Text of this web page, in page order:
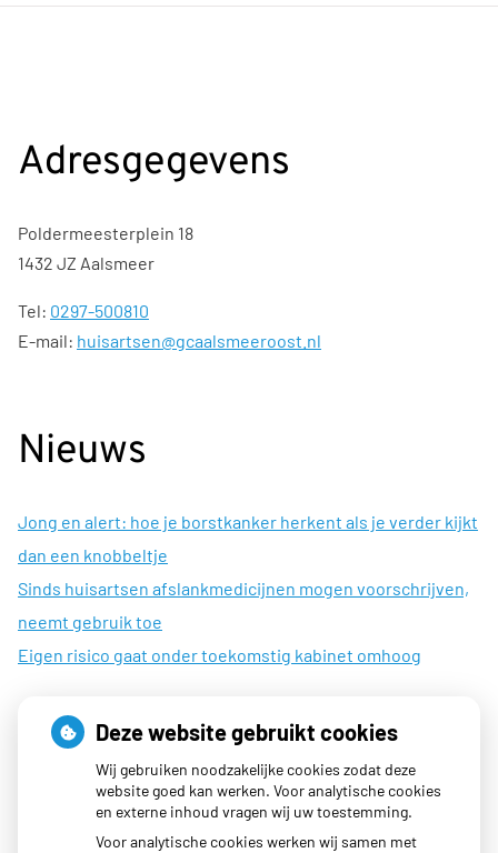
Adresgegevens
Poldermeesterplein 18
1432 JZ Aalsmeer
Tel: 0297-500810
E-mail: huisartsen@gcaalsmeeroost.nl
Nieuws
Jong en alert: hoe je borstkanker herkent als je verder kijkt
dan een knobbeltje
Sinds huisartsen afslankmedicijnen mogen voorschrijven,
neemt gebruik toe
Eigen risico gaat onder toekomstig kabinet omhoog
Openingstijden
08:00 - 17:00
Deze website gebruikt cookies
Wij gebruiken noodzakelijke cookies zodat deze
website goed kan werken. Voor analytische cookies
en externe inhoud vragen wij uw toestemming.
Voor analytische cookies werken wij samen met